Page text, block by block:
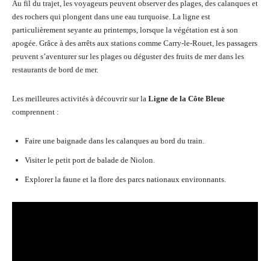
Au fil du trajet, les voyageurs peuvent observer des plages, des calanques et
des rochers qui plongent dans une eau turquoise. La ligne est
particulièrement seyante au printemps, lorsque la végétation est à son
apogée. Grâce à des arrêts aux stations comme Carry-le-Rouet, les passagers
peuvent s’aventurer sur les plages ou déguster des fruits de mer dans les
restaurants de bord de mer.
Les meilleures activités à découvrir sur la Ligne de la Côte Bleue
comprennent :
Faire une baignade dans les calanques au bord du train.
Visiter le petit port de balade de Niolon.
Explorer la faune et la flore des parcs nationaux environnants.